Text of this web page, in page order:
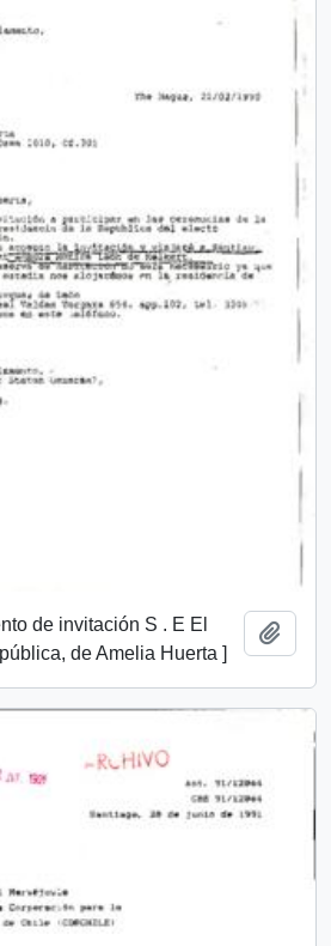
de invitación S . E El
de Amelia Huerta ]